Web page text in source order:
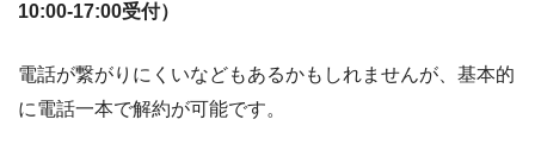
10:00-17:00受付）
電話が繋がりにくいなどもあるかもしれませんが、基本的
に電話一本で解約が可能です。